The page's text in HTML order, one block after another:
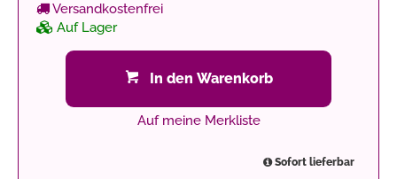
Versandkostenfrei
Auf Lager
In den Warenkorb
Auf meine Merkliste
Sofort lieferbar